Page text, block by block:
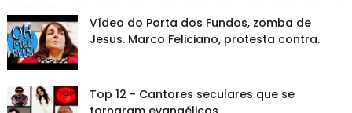
Vídeo do Porta dos Fundos, zomba de
Jesus. Marco Feliciano, protesta contra.
Top 12 - Cantores seculares que se